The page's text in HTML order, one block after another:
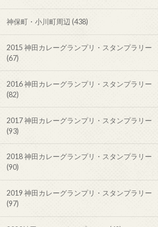
神保町・小川町周辺(438)
2015 神田カレーグランプリ・スタンプラリー
(67)
2016 神田カレーグランプリ・スタンプラリー
(82)
2017 神田カレーグランプリ・スタンプラリー
(93)
2018 神田カレーグランプリ・スタンプラリー
(90)
2019 神田カレーグランプリ・スタンプラリー
(97)